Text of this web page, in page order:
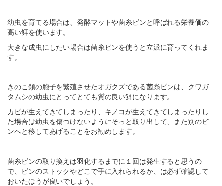
幼虫を育てる場合は、発酵マットや菌糸ビンと呼ばれる栄養価の
高い餌を使います。
大きな成虫にしたい場合は菌糸ビンを使うと立派に育ってくれま
す。
きのこ類の胞子を繁殖させたオガクズである菌糸ビンは、クワガ
タムシの幼虫にとってとても質の良い餌になります。
カビが生えてきてしまったり、キノコが生えてきてしまったりし
た場合は幼虫を傷つけないようにそっと取り出して、また別のビ
ンへと移してあげることをお勧めします。
菌糸ビンの取り換えは羽化するまでに１回は発生すると思うの
で、ビンのストックやどこで手に入れられるか、は必ず確認して
おいたほうが良いでしょう。